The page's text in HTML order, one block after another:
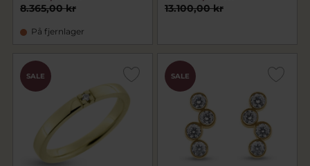
8.365,00 kr
På fjernlager
13.100,00 kr
SALE SALE